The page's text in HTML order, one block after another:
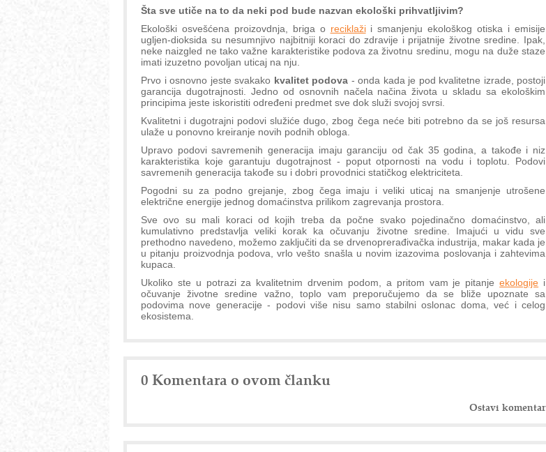
Šta sve utiče na to da neki pod bude nazvan ekološki prihvatljivim?
Ekološki osvešćena proizovdnja, briga o reciklažii smanjenju ekološkog otiska i emisije
ugljen-dioksida su nesumnjivo najbitniji koraci do zdravije i prijatnije životne sredine. Ipak,
neke naizgled ne tako važne karakteristike podova za životnu sredinu, mogu na duže staze
imati izuzetno povoljan uticaj na nju.
Prvo i osnovno jeste svakako kvalitet podova - onda kada je pod kvalitetne izrade, postoji
garancija dugotrajnosti. Jedno od osnovnih načela načina života u skladu sa ekološkim
principima jeste iskoristiti određeni predmet sve dok služi svojoj svrsi.
Kvalitetni i dugotrajni podovi služiće dugo, zbog čega neće biti potrebno da se još resursa
ulaže u ponovno kreiranje novih podnih obloga.
Upravo podovi savremenih generacija imaju garanciju od čak 35 godina, a takođe i niz
karakteristika koje garantuju dugotrajnost - poput otpornosti na vodu i toplotu. Podovi
savremenih generacija takođe su i dobri provodnici statičkog elektriciteta.
Pogodni su za podno grejanje, zbog čega imaju i veliki uticaj na smanjenje utrošene
električne energije jednog domaćinstva prilikom zagrevanja prostora.
Sve ovo su mali koraci od kojih treba da počne svako pojedinačno domaćinstvo, ali
kumulativno predstavlja veliki korak ka očuvanju životne sredine. Imajući u vidu sve
prethodno navedeno, možemo zaključiti da se drvenoprerađivačka industrija, makar kada je
u pitanju proizvodnja podova, vrlo vešto snašla u novim izazovima poslovanja i zahtevima
kupaca.
Ukoliko ste u potrazi za kvalitetnim drvenim podom, a pritom vam je pitanjeekologije i
očuvanje životne sredine važno, toplo vam preporučujemo da se bliže upoznate sa
podovima nove generacije - podovi više nisu samo stabilni oslonac doma, već i celog
ekosistema.
0 Komentara o ovom članku
Ostavi komentar